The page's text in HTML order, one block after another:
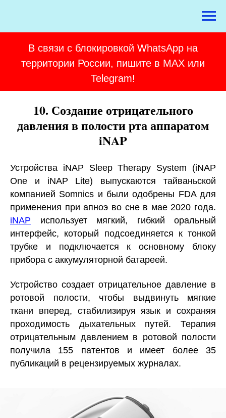
В связи с блокировкой WhatsApp на
территории России, пишите в MAX или
Telegram!
10. Создание отрицательного
давления в полости рта аппаратом
iNAP
Устройства iNAP Sleep Therapy System (iNAP
One и iNAP Lite) выпускаются тайваньской
компанией Somnics и были одобрены FDA для
применения при апноэ во сне в мае 2020 года.
iNAP использует мягкий, гибкий оральный
интерфейс, который подсоединяется к тонкой
трубке и подключается к основному блоку
прибора с аккумуляторной батареей.
Устройство создает отрицательное давление в
ротовой полости, чтобы выдвинуть мягкие
ткани вперед, стабилизируя язык и сохраняя
проходимость дыхательных путей. Терапия
отрицательным давлением в ротовой полости
получила 155 патентов и имеет более 35
публикаций в рецензируемых журналах.